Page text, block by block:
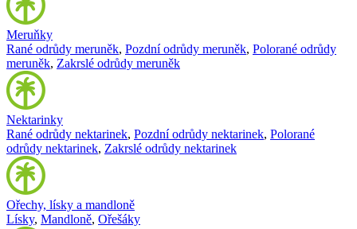
Meruňky
Rané odrůdy meruněk, Pozdní odrůdy meruněk, Polorané odrůdy
meruněk, Zakrslé odrůdy meruněk
Nektarinky
Rané odrůdy nektarinek, Pozdní odrůdy nektarinek, Polorané
odrůdy nektarinek, Zakrslé odrůdy nektarinek
Ořechy, lísky a mandloně
Lísky, Mandloně, Ořešáky